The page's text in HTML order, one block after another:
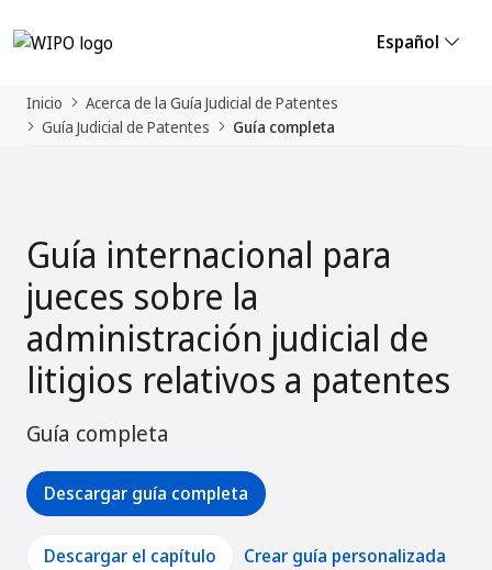
Español
Inicio
Acerca de la Guía Judicial de Patentes
Guía Judicial de Patentes
Guía completa
Guía internacional para
jueces sobre la
administración judicial de
litigios relativos a patentes
Guía completa
Descargar guía completa
Descargar el capítulo Crear guía personalizada